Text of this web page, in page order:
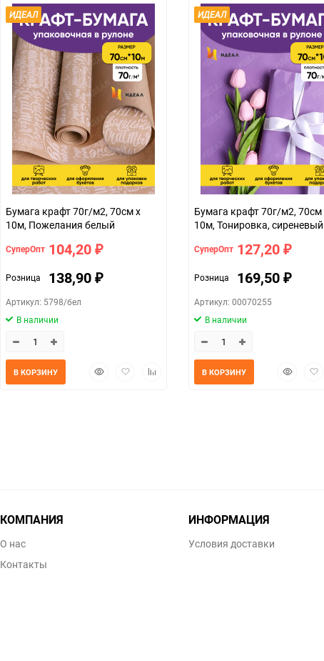
Для
Не
Особых
шт
фиолет
ИДЕАЛ
Бумага крафт 70г/м2, 70см x
10м, Пожелания белый
СуперОпт 104,20 ₽
Розница 138,90 ₽
Артикул: 5798/бел
В наличии
БыстрыйДобавитьДобавить
В КОРЗИНУ
ИДЕАЛ
Бумага крафт 70г/м2, 70см
10м, Тонировка, сиреневый
СуперОпт 127,20 ₽
Розница 169,50 ₽
Артикул: 00070255
В наличии
Быстрый
В КОРЗИНУ
КОМПАНИЯ
О нас
Контакты
ИНФОРМАЦИЯ
Условия доставки